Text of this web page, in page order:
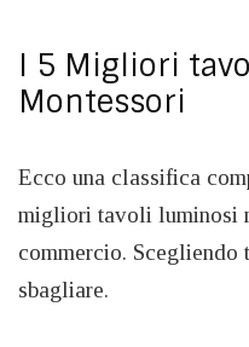
I 5 Migliori
Montessori
Ecco una classifica
migliori tavoli luminosi
commercio. Scegliendo
sbagliare.